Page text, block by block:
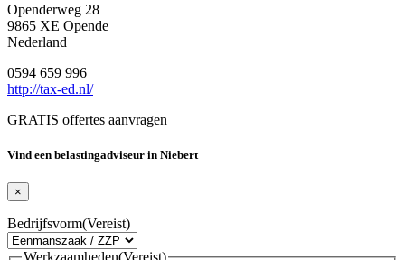
Openderweg 28
9865 XE Opende
Nederland
0594 659 996
http://tax-ed.nl/
GRATIS offertes aanvragen
Vind een belastingadviseur in Niebert
×
Bedrijfsvorm(Vereist)
Werkzaamheden(Vereist)